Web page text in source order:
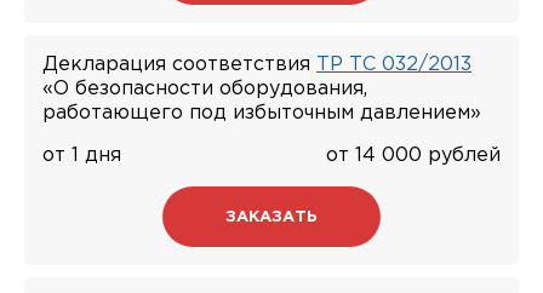
Декларация соответствия
ТР ТС 032/2013
«О безопасности оборудования,
работающего под избыточным давлением»
от 1 дня от 14 000 рублей
ЗАКАЗАТЬ